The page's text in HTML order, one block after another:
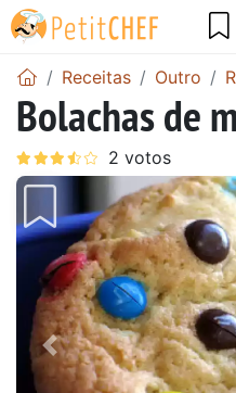
Receitas Outro
Bolachas de
Anterior